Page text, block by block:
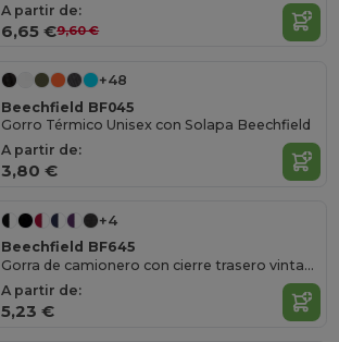
A partir de:
6,65 €9,60 €
+48
Beechfield BF045
Gorro Térmico Unisex con Solapa Beechfield
A partir de:
3,80 €
+4
Beechfield BF645
Gorra de camionero con cierre trasero vintage para hombre
A partir de:
5,23 €